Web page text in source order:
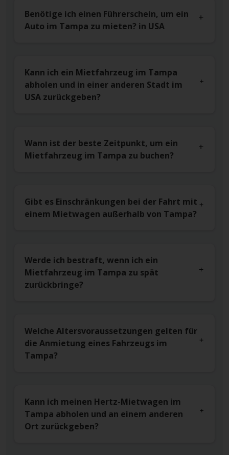
Benötige ich einen Führerschein, um ein
Auto im Tampa zu mieten? in USA
Kann ich ein Mietfahrzeug im Tampa
abholen und in einer anderen Stadt im
USA zurückgeben?
Wann ist der beste Zeitpunkt, um ein
Mietfahrzeug im Tampa zu buchen?
Gibt es Einschränkungen bei der Fahrt mit
einem Mietwagen außerhalb von Tampa?
Werde ich bestraft, wenn ich ein
Mietfahrzeug im Tampa zu spät
zurückbringe?
Welche Altersvoraussetzungen gelten für
die Anmietung eines Fahrzeugs im
Tampa?
Kann ich meinen Hertz-Mietwagen im
Tampa abholen und an einem anderen
Ort zurückgeben?